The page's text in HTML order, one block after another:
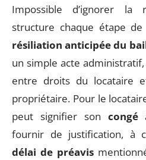
Impossible d’ignorer la
structure chaque étape
résiliation anticipée du
un simple acte
entre droits du locataire
propriétaire. Pour le
peut signifier son congé
fournir de justification, à
délai de préavis